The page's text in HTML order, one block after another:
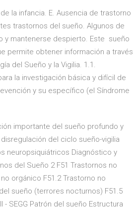
la infancia. E. Ausencia de trastorno
trastornos del sueño. Algunos de
y mantenerse despierto. Este sueño
permite obtener información a través
del Sueño y la Vigilia. 1.1.
la investigación básica y difícil de
y su específico (el Síndrome
importante del sueño profundo y
del ciclo sueño-vigilia
neuropsiquiátricos Diagnóstico y
del Sueño 2 F51 Trastornos no
orgánico F51.2 Trastorno no
sueño (terrores nocturnos) F51.5
SEGG Patrón del sueño Estructura